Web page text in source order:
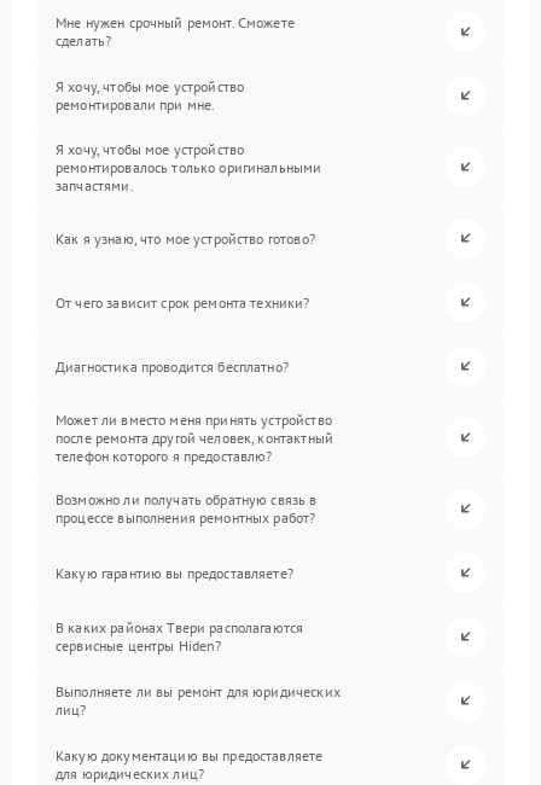
Мне нужен срочный ремонт. Сможете
сделать?
Я хочу, чтобы мое устройство
ремонтировали при мне.
Я хочу, чтобы мое устройство
ремонтировалось только оригинальными
запчастями.
Как я узнаю, что мое устройство готово?
От чего зависит срок ремонта техники?
Диагностика проводится бесплатно?
Может ли вместо меня принять устройство
после ремонта другой человек, контактный
телефон которого я предоставлю?
Возможно ли получать обратную связь в
процессе выполнения ремонтных работ?
Какую гарантию вы предоставляете?
В каких районах Твери располагаются
сервисные центры Hiden?
Выполняете ли вы ремонт для юридических
лиц?
Какую документацию вы предоставляете
для юридических лиц?